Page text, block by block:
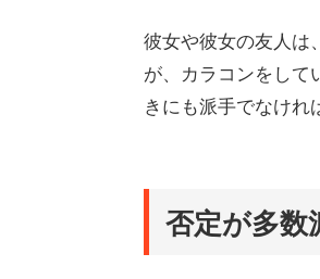
彼女や彼女の友人は
が、カラコンをして
きにも派手でなけれ
否定が多数